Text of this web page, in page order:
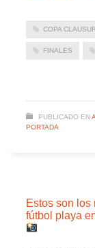
COPA
FINALES
PUBLICADO EN
PORTADA
Estos son
fútbol playa